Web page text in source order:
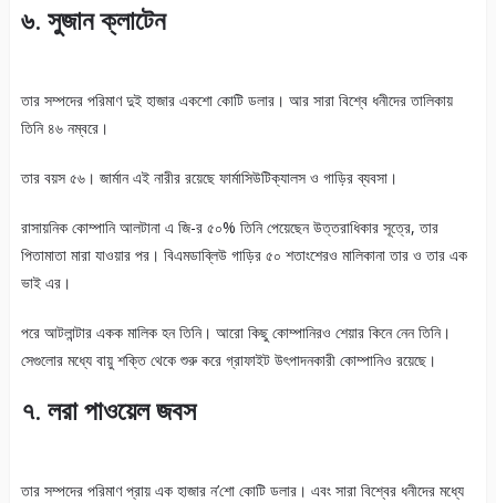
৬. সুজান ক্লাটেন
তার সম্পদের পরিমাণ দুই হাজার একশো কোটি ডলার। আর সারা বিশ্বে ধনীদের তালিকায়
তিনি ৪৬ নম্বরে।
তার বয়স ৫৬। জার্মান এই নারীর রয়েছে ফার্মাসিউটিক্যালস ও গাড়ির ব্যবসা।
রাসায়নিক কোম্পানি আলটানা এ জি-র ৫০% তিনি পেয়েছেন উত্তরাধিকার সূত্রে, তার
পিতামাতা মারা যাওয়ার পর। বিএমডাব্লিউ গাড়ির ৫০ শতাংশেরও মালিকানা তার ও তার এক
ভাই এর।
পরে আটলান্টার একক মালিক হন তিনি। আরো কিছু কোম্পানিরও শেয়ার কিনে নেন তিনি।
সেগুলোর মধ্যে বায়ু শক্তি থেকে শুরু করে গ্রাফাইট উৎপাদনকারী কোম্পানিও রয়েছে।
৭. লরা পাওয়েল জবস
তার সম্পদের পরিমাণ প্রায় এক হাজার ন’শো কোটি ডলার। এবং সারা বিশ্বের ধনীদের মধ্যে